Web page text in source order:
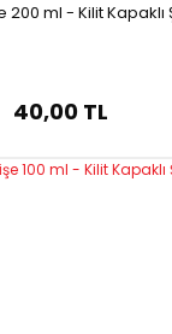
ml - Kilit
40,00 TL